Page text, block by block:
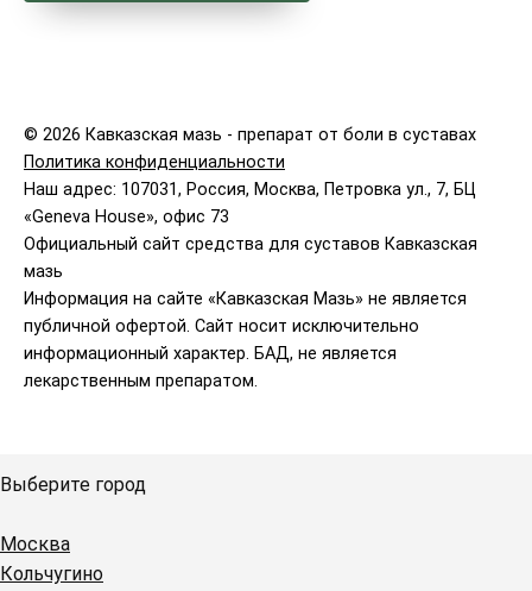
© 2026 Кавказская мазь - препарат от боли в суставах
Политика конфиденциальности
Наш адрес: 107031, Россия, Москва, Петровка ул., 7, БЦ
«Geneva House», офис 73
Официальный сайт средства для суставов Кавказская
мазь
Информация на сайте «Кавказская Мазь» не является
публичной офертой. Сайт носит исключительно
информационный характер. БАД, не является
лекарственным препаратом.
Выберите город
Москва
Кольчугино